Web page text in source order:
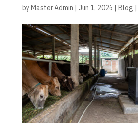
byMaster Admin | Jun 1, 2026 | Blog |